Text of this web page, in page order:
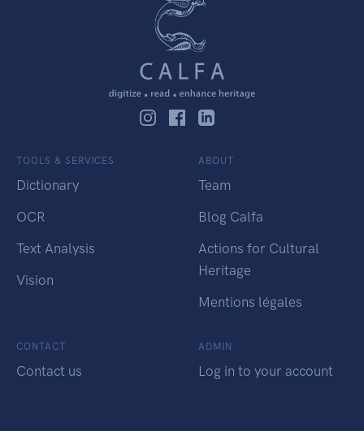
TOOLS & SERVICES
Dictionary
OCR
Text Analysis
Vision
ABOUT
Team
Blog Calfa
Actions for Cultural
Heritage
Mentions légales
CONTACT
Contact us
ADMIN
Log in to your account